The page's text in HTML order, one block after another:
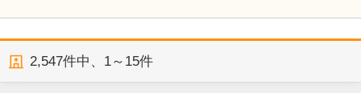
2,547件中、 1～15件